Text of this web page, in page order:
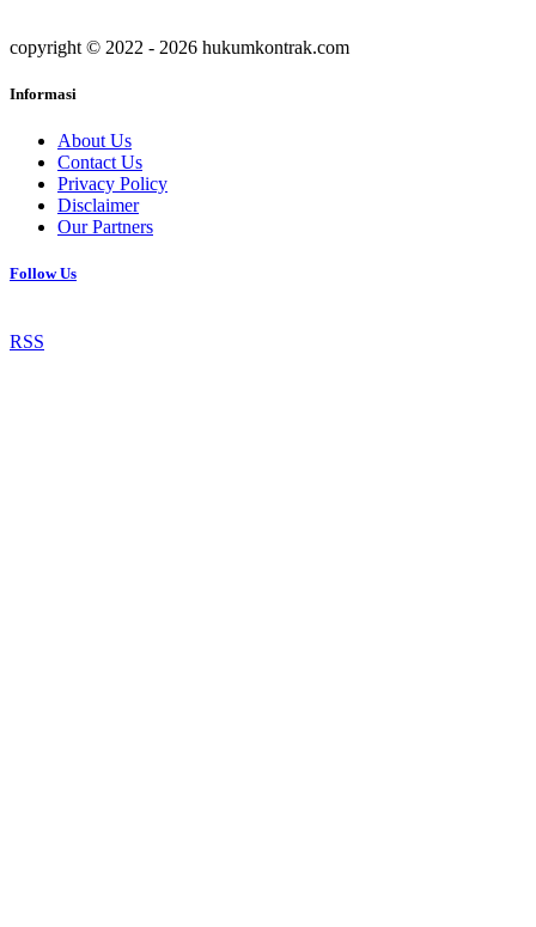
copyright © 2022 - 2026 hukumkontrak.com
Informasi
About Us
Contact Us
Privacy Policy
Disclaimer
Our Partners
Follow Us
RSS